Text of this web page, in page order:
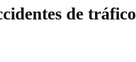
de tráfico